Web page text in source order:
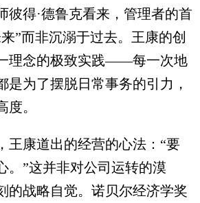
得·德鲁克看来，管理者的首
”而非沉溺于过去。王康的创
理念的极致实践——每一次地
是为了摆脱日常事务的引力，
。
康道出的经营的心法：“要
。”这并非对公司运转的漠
的战略自觉。诺贝尔经济学奖